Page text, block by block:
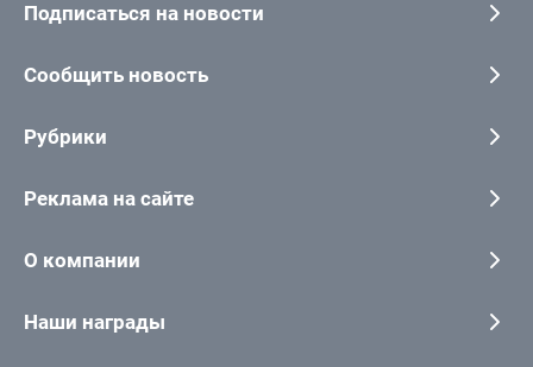
Подписаться на новости
Сообщить новость
Рубрики
Реклама на сайте
О компании
Наши награды